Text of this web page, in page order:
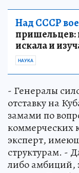
Над СССР
пришельцев:
искала и
НАУКА
- Генералы
отставку на
замами по
коммерческих
эксперт,
структурам. -
либо амбиций,